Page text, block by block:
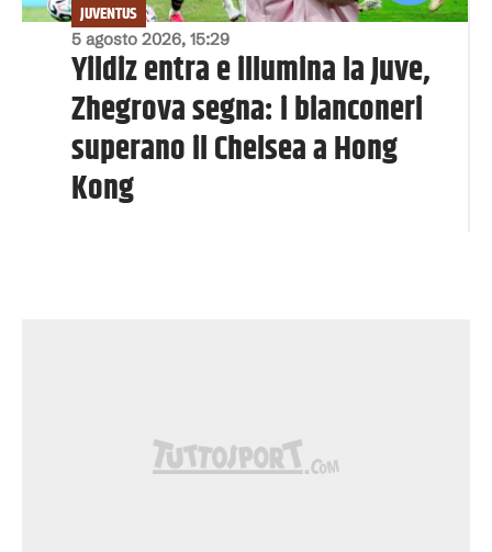
5 agosto 2026, 15:29
JUVENTUS
Yildiz entra e illumina la Juve,
Zhegrova segna: i bianconeri
superano il Chelsea a Hong
Kong